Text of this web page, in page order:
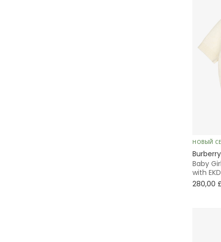
НОВЫЙ
Burberry
Baby
with EKD
280,00 £